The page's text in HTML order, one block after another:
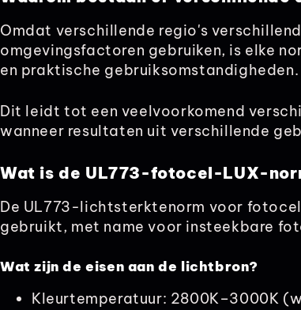
Omdat verschillende regio's
omgevingsfactoren gebruiken, is elke
en praktische gebruiksomstandigheden.
Dit leidt tot een veelvoorkomend
wanneer resultaten uit verschillende
Wat is de UL773-fotocel-LUX-
De UL773-lichtsterktenorm voor
gebruikt, met name voor insteekbare
Wat zijn de eisen aan de lichtbron?
Kleurtemperatuur: 2800K–3000K